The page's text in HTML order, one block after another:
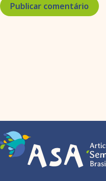
Publicar comentário